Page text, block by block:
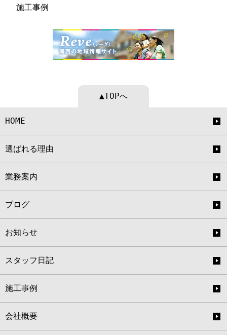
施工事例
▲TOPへ
HOME
選ばれる理由
業務案内
ブログ
お知らせ
スタッフ日記
施工事例
会社概要